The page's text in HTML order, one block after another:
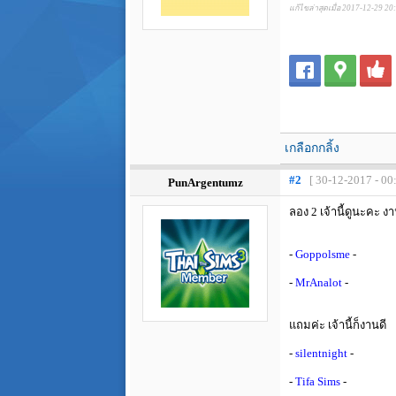
แก้ไขล่าสุดเมื่อ 2017-12-29
เกลือกกลิ้ง
PunArgentumz #2 [ 30-12-2017 -
ลอง 2 เจ้านี้ดูนะคะ
- Goppolsme -
- MrAnalot -
แถมค่ะ เจ้านี้ก็งานดี
- silentnight -
- Tifa Sims -